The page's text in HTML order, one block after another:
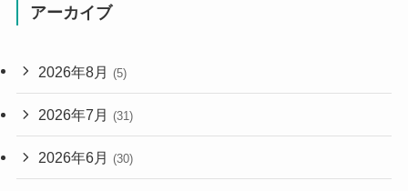
アーカイブ
2026年8月 (5)
2026年7月 (31)
2026年6月 (30)